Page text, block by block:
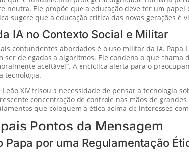
neutra. Ele propõe que a educação deve ter um
sugere que a educação crítica das novas gerações
IA no Contexto Social e Militar
contundentes abordados é o uso militar da IA. Papa
ser delegadas a algoritmos. Ele condena o que
aceitável”. A encíclica alerta para o
tecnologia.
Leão XIV frisou a necessidade de pensar a tecnologia
concentração de controle nas mãos de
que coloquem a ética acima de interesses
Pontos da Mensagem
Papa por uma Regulamentação